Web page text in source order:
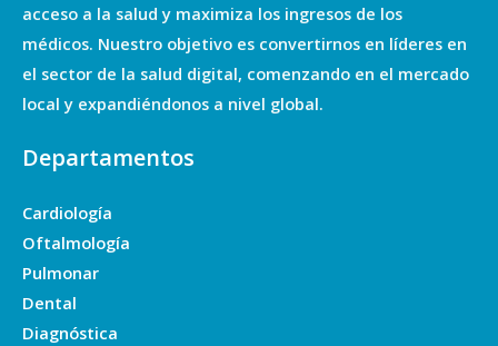
acceso a la salud y maximiza los ingresos de los
médicos. Nuestro objetivo es convertirnos en líderes en
el sector de la salud digital, comenzando en el mercado
local y expandiéndonos a nivel global.
Departamentos
Cardiología
Oftalmología
Pulmonar
Dental
Diagnóstica